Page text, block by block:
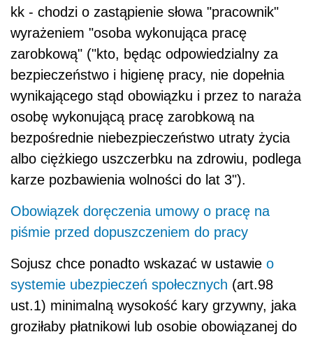
kk - chodzi o zastąpienie słowa "pracownik"
wyrażeniem "osoba wykonująca pracę
zarobkową" ("kto, będąc odpowiedzialny za
bezpieczeństwo i higienę pracy, nie dopełnia
wynikającego stąd obowiązku i przez to naraża
osobę wykonującą pracę zarobkową na
bezpośrednie niebezpieczeństwo utraty życia
albo ciężkiego uszczerbku na zdrowiu, podlega
karze pozbawienia wolności do lat 3").
Obowiązek doręczenia umowy o pracę na
piśmie przed dopuszczeniem do pracy
Sojusz chce ponadto wskazać w ustawie o
systemie ubezpieczeń społecznych (art.98
ust.1) minimalną wysokość kary grzywny, jaka
groziłaby płatnikowi lub osobie obowiązanej do